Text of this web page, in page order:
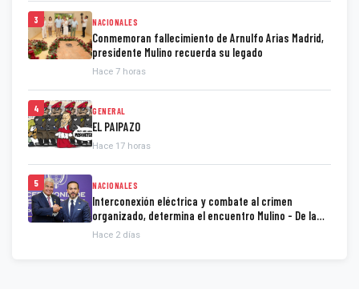
3 NACIONALES
Conmemoran fallecimiento de Arnulfo Arias Madrid,
presidente Mulino recuerda su legado
Hace 7 horas
4 GENERAL
EL PAIPAZO
Hace 17 horas
5 NACIONALES
Interconexión eléctrica y combate al crimen
organizado, determina el encuentro Mulino - De la
Espriella
Hace 2 días